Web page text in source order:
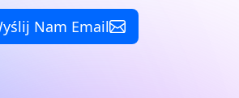
Nam Email